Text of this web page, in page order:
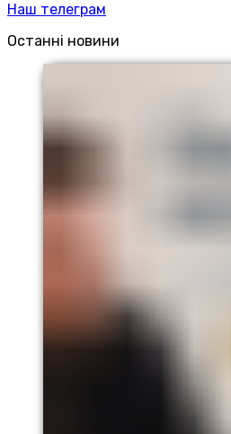
Наш телеграм
Останні новини